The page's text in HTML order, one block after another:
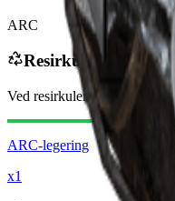
ARC
Resirkuleres til
Ved resirkulering vil du motta
ARC-legering
x1